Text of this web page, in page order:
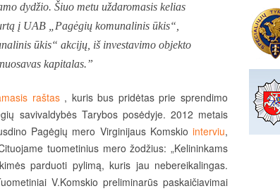
dydžio. Šiuo metu uždaromasis kelias
į UAB „Pagėgių komunalinis ūkis“,
ūkis“ akcijų, iš investavimo objekto
kapitalas.”
raštas, kuris bus pridėtas prie sprendimo
savivaldybės Tarybos posėdyje. 2012 metais
Pagėgių mero Virginijaus Komskio interviu,
tuometinius mero žodžius: „Kelininkams
parduoti pylimą, kuris jau nebereikalingas.
V.Komskio preliminarūs paskaičiavimai